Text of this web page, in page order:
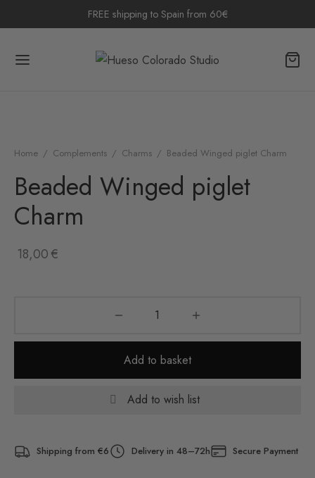
FREE shipping to Spain from 60€
Home / Complements / Charms / Beaded Winged piglet Charm
Beaded Winged piglet
Charm
18,00€
Add to basket
Add to wish list
Shipping from €6 Delivery in 48–72h Secure Payment